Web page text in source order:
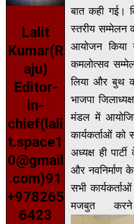
Lalit
Kumar(R
aju)
Editor-
in-
chief(lali
t.space1
0@gmail
.com)91
+978265
6423
बात कही गई।
स्तरीय सम्मेलन
आयोजन किया
कमलोत्सव
लिया और बुथ
भाजपा
मंडल में
कार्यकर्ताओं को
अध्यक्ष ही
और नवनिर्माण
सभी
मजबुत